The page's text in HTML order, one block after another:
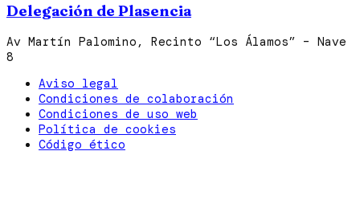
Delegación de Plasencia
Av Martín Palomino, Recinto “Los Álamos” – Nave
8
Aviso legal
Condiciones de colaboración
Condiciones de uso web
Política de cookies
Código ético